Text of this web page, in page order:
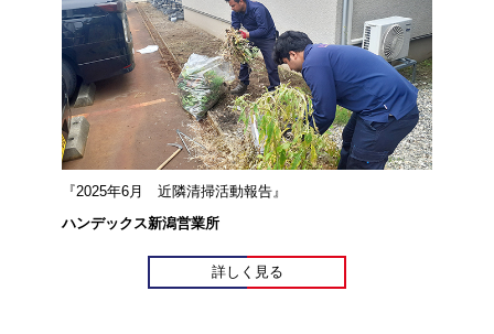
『2025年6月 近隣清掃活動報告』
ハンデックス新潟営業所
詳しく見る